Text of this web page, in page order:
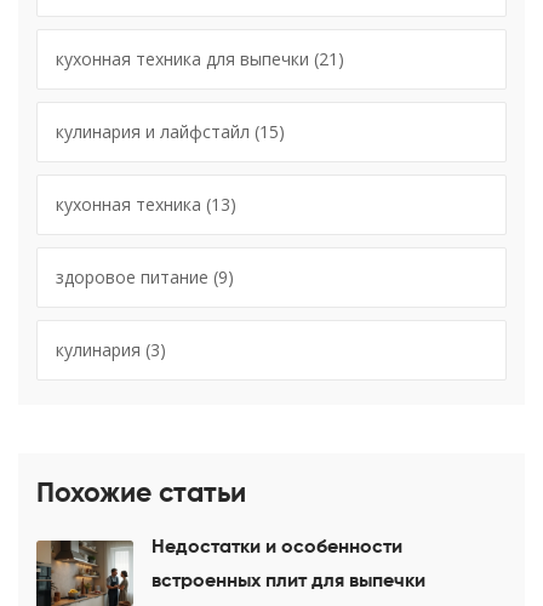
кухонная техника для выпечки (21)
кулинария и лайфстайл (15)
кухонная техника (13)
здоровое питание (9)
кулинария (3)
Похожие статьи
Недостатки и особенности
встроенных плит для выпечки